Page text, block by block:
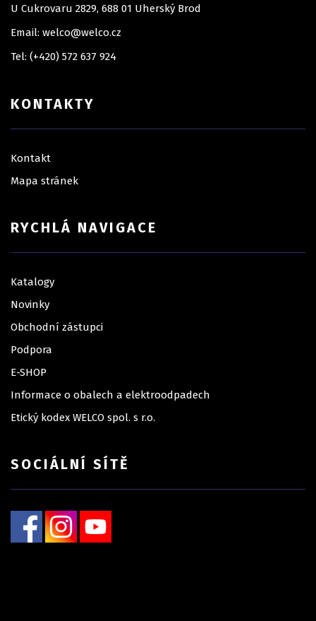
U Cukrovaru 2829, 688 01 Uherský Brod
Email: welco@welco.cz
Tel: (+420) 572 637 924
KONTAKTY
Kontakt
Mapa stránek
RYCHLÁ NAVIGACE
Katalogy
Novinky
Obchodní zástupci
Podpora
E-SHOP
Informace o obalech a elektroodpadech
Etický kodex WELCO spol. s r.o.
SOCIÁLNÍ SÍTĚ